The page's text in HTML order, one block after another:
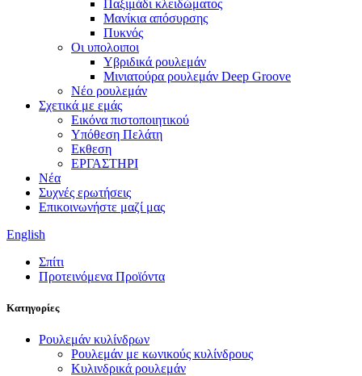
Παξιμάδι κλειδώματος
Μανίκια απόσυρσης
Πυκνός
Οι υπολοιποι
Υβριδικά ρουλεμάν
Μινιατούρα ρουλεμάν Deep Groove
Νέο ρουλεμάν
Σχετικά με εμάς
Εικόνα πιστοποιητικού
Υπόθεση Πελάτη
Εκθεση
ΕΡΓΑΣΤΗΡΙ
Νέα
Συχνές ερωτήσεις
Επικοινωνήστε μαζί μας
English
Σπίτι
Προτεινόμενα Προϊόντα
Κατηγορίες
Ρουλεμάν κυλίνδρων
Ρουλεμάν με κωνικούς κυλίνδρους
Κυλινδρικά ρουλεμάν